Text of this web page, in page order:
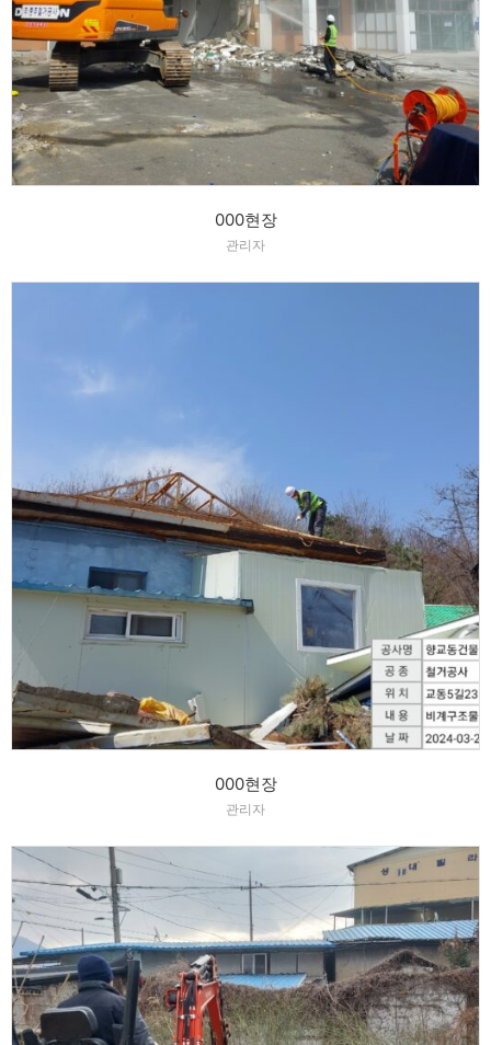
000현장
관리자
000현장
관리자